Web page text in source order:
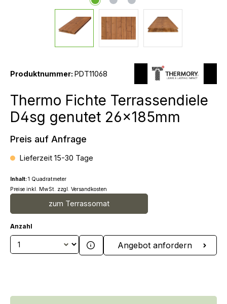
Produktnummer: PDT11068
Thermo Fichte Terrassendiele
D4sg genutet 26x185mm
Preis auf Anfrage
Lieferzeit 15-30 Tage
Inhalt:1 Quadratmeter
Preise inkl. MwSt. zzgl. Versandkosten
zum Terrassomat
Anzahl
Produkt Anzahl: Gib denAngebot anfordern